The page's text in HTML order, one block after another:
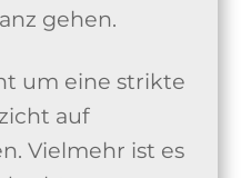
gehen.
um eine strikte
auf
Vielmehr ist es